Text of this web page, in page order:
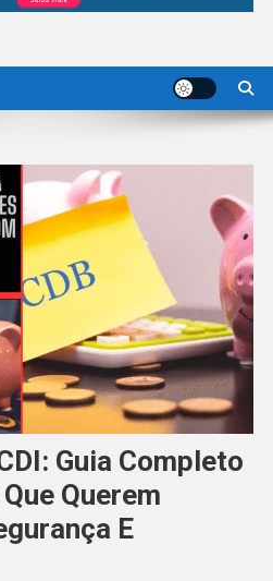
Guia Completo
Querem
E